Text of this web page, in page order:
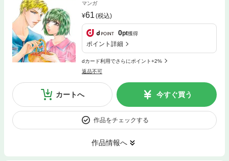
マンガ
61 (税込)
0pt獲得
ポイント詳細
dカード利用でさらにポイント+2%
返品不可
カートへ 今すぐ買う
作品をチェックする
作品情報へ